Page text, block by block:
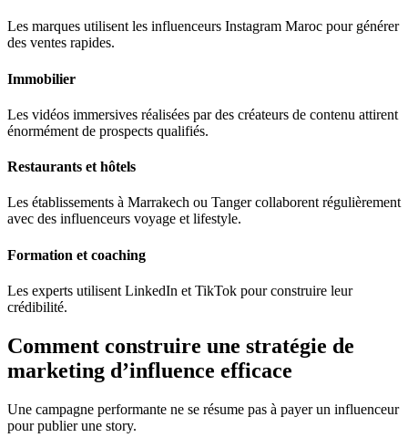
Les marques utilisent les influenceurs Instagram Maroc pour générer
des ventes rapides.
Immobilier
Les vidéos immersives réalisées par des créateurs de contenu attirent
énormément de prospects qualifiés.
Restaurants et hôtels
Les établissements à Marrakech ou Tanger collaborent régulièrement
avec des influenceurs voyage et lifestyle.
Formation et coaching
Les experts utilisent LinkedIn et TikTok pour construire leur
crédibilité.
Comment construire une stratégie de
marketing d’influence efficace
Une campagne performante ne se résume pas à payer un influenceur
pour publier une story.